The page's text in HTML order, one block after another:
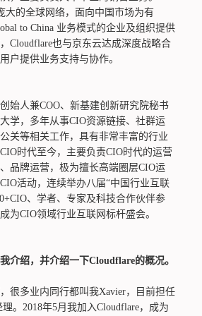
大的全球网络，面向中国市场为有
to China 业务模式的企业及组织提供
Cloudflare也与京东云达成深度战略合
户提供业务支持与协作。
始人兼COO、新基建创新研究院秘书
学，多年从事CIO资源链接、社群运
关等相关工作，具有非常丰富的行业
时代至今，主要负责CIO时代的运营
品牌运营，极为擅长高端圈层CIO运
活动，连续举办八届“中国行业互联
、学者、专家及科技合作伙伴参
为CIO领域行业互联网标杆盛会。
介绍，并介绍一下Cloudflare的概况。
很多业内同行都叫我Xavier，目前担任
。2018年5月我加入Cloudflare，成为